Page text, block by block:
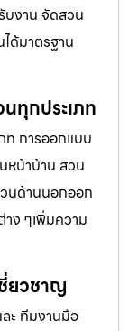
บงาน จัดสวน
ด้มาตรฐาน
ทุกประเภท
ท การออกแบบ
หน้าบ้าน สวน
นด้านนอกออก
ง ๆเพิ่มความ
ยวชาญ
ะ ทีมงานมือ